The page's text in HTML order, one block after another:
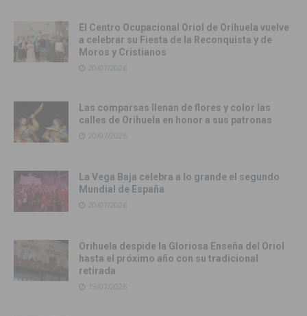
El Centro Ocupacional Oriol de Orihuela vuelve
a celebrar su Fiesta de la Reconquista y de
Moros y Cristianos
20/07/2026
Las comparsas llenan de flores y color las
calles de Orihuela en honor a sus patronas
20/07/2026
La Vega Baja celebra a lo grande el segundo
Mundial de España
20/07/2026
Orihuela despide la Gloriosa Enseña del Oriol
hasta el próximo año con su tradicional
retirada
19/07/2026